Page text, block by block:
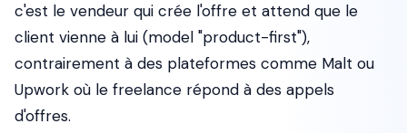
c'est le vendeur qui crée l'offre et attend que le
client vienne à lui (model "product-first"),
contrairement à des plateformes comme Malt ou
Upwork où le freelance répond à des appels
d'offres.